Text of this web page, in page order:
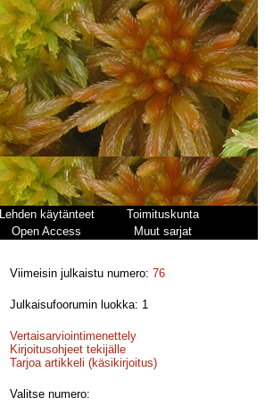
Lehden käytänteet
Toimituskunta
Open Access Muut sarjat
Viimeisin julkaistu numero:76
Julkaisufoorumin luokka: 1
Vertaisarviointimenettely
Kirjoitusohjeet tekijälle
Tarjoa artikkeli (käsikirjoitus)
Valitse numero: